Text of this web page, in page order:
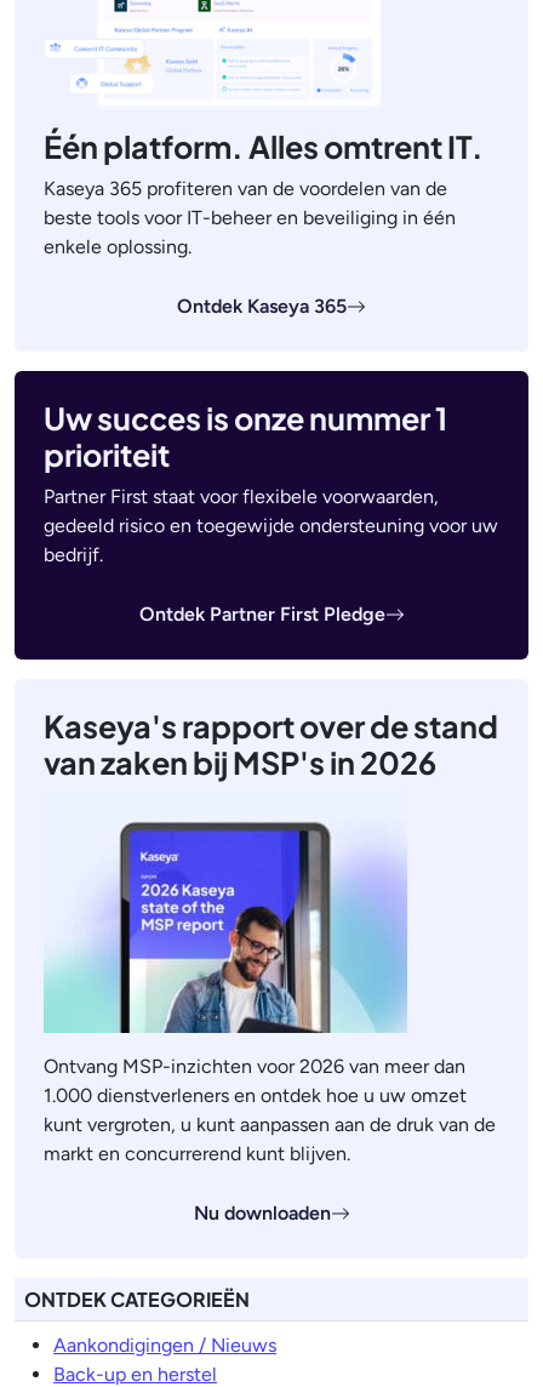
Één platform. Alles omtrent IT.
Kaseya 365 profiteren van de voordelen van de
beste tools voor IT-beheer en beveiliging in één
enkele oplossing.
Ontdek Kaseya 365
Uw succes is onze nummer 1
prioriteit
Partner First staat voor flexibele voorwaarden,
gedeeld risico en toegewijde ondersteuning voor uw
bedrijf.
Ontdek Partner First Pledge
Kaseya's rapport over de stand
van zaken bij MSP's in 2026
Ontvang MSP-inzichten voor 2026 van meer dan
1.000 dienstverleners en ontdek hoe u uw omzet
kunt vergroten, u kunt aanpassen aan de druk van de
markt en concurrerend kunt blijven.
Nu downloaden
ONTDEK CATEGORIEËN
Aankondigingen / Nieuws
Back-up en herstel